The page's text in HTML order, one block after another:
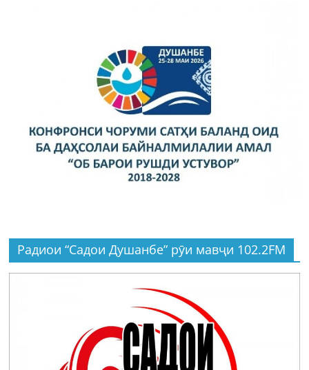
Радиои “Садои Душанбе” рӯи мавҷи 102.2FM